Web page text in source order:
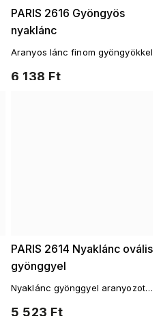
PARIS 2616 Gyöngyös
nyaklánc
6 138 Ft
Aranyos lánc finom gyöngyökkel
PARIS 2614 Nyaklánc ovális
gyönggyel
5 523 Ft
Nyaklánc gyönggyel aranyozott